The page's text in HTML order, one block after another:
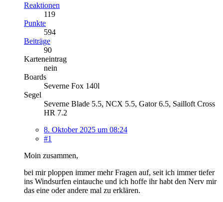
Reaktionen
119
Punkte
594
Beiträge
90
Karteneintrag
nein
Boards
Severne Fox 140l
Segel
Severne Blade 5.5, NCX 5.5, Gator 6.5, Sailloft Cross
HR 7.2
8. Oktober 2025 um 08:24
#1
Moin zusammen,
bei mir ploppen immer mehr Fragen auf, seit ich immer tiefer
ins Windsurfen eintauche und ich hoffe ihr habt den Nerv mir
das eine oder andere mal zu erklären.